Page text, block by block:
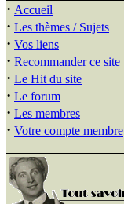
· Accueil
· Les thèmes / Sujets
· Vos liens
· Recommander ce site
· Le Hit du site
· Le forum
· Les membres
· Votre compte membre